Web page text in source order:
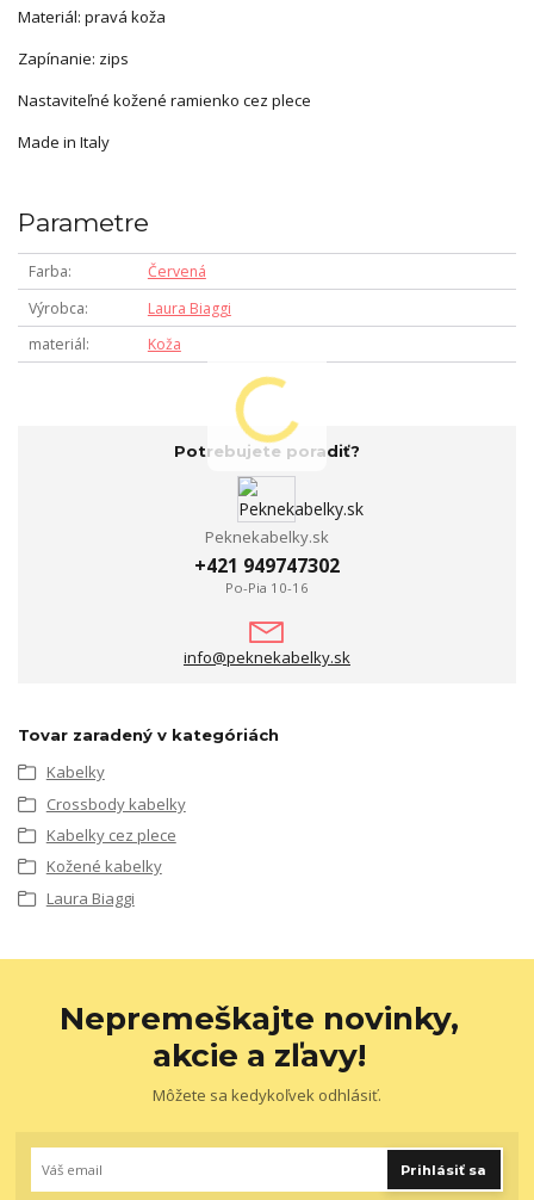
Materiál: pravá koža
Zapínanie: zips
Nastaviteľné kožené ramienko cez plece
Made in Italy
Parametre
Farba
Červená
Výrobca
Laura Biaggi
materiál
Koža
Potrebujete poradiť?
Peknekabelky.sk
+421 949747302
Po-Pia 10-16
info@peknekabelky.sk
Tovar zaradený v kategóriách
Kabelky
Crossbody kabelky
Kabelky cez plece
Kožené kabelky
Laura Biaggi
Nepremeškajte novinky,
akcie a zľavy!
Môžete sa kedykoľvek odhlásiť.
Prihlásiť sa